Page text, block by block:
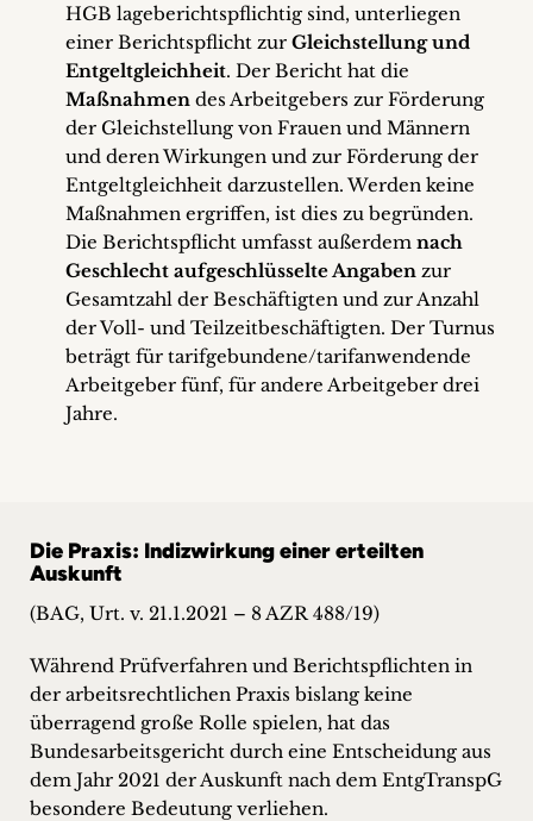
HGB lageberichtspflichtig sind, unterliegen
einer Berichtspflicht zur Gleichstellung und
Entgeltgleichheit. Der Bericht hat die
Maßnahmen des Arbeitgebers zur Förderung
der Gleichstellung von Frauen und Männern
und deren Wirkungen und zur Förderung der
Entgeltgleichheit darzustellen. Werden keine
Maßnahmen ergriffen, ist dies zu begründen.
Die Berichtspflicht umfasst außerdem nach
Geschlecht aufgeschlüsselte Angaben zur
Gesamtzahl der Beschäftigten und zur Anzahl
der Voll- und Teilzeitbeschäftigten. Der Turnus
beträgt für tarifgebundene/tarifanwendende
Arbeitgeber fünf, für andere Arbeitgeber drei
Jahre.
Die Praxis: Indizwirkung einer erteilten
Auskunft
(BAG, Urt. v. 21.1.2021 – 8 AZR 488/19)
Während Prüfverfahren und Berichtspflichten in
der arbeitsrechtlichen Praxis bislang keine
überragend große Rolle spielen, hat das
Bundesarbeitsgericht durch eine Entscheidung aus
dem Jahr 2021 der Auskunft nach dem EntgTranspG
besondere Bedeutung verliehen.